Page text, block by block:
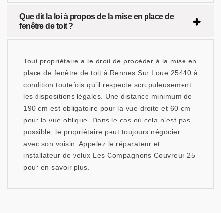
Que dit la loi à propos de la mise en place de
fenêtre de toit ?
Tout propriétaire a le droit de procéder à la mise en
place de fenêtre de toit à Rennes Sur Loue 25440 à
condition toutefois qu’il respecte scrupuleusement
les dispositions légales. Une distance minimum de
190 cm est obligatoire pour la vue droite et 60 cm
pour la vue oblique. Dans le cas où cela n’est pas
possible, le propriétaire peut toujours négocier
avec son voisin. Appelez le réparateur et
installateur de velux Les Compagnons Couvreur 25
pour en savoir plus.